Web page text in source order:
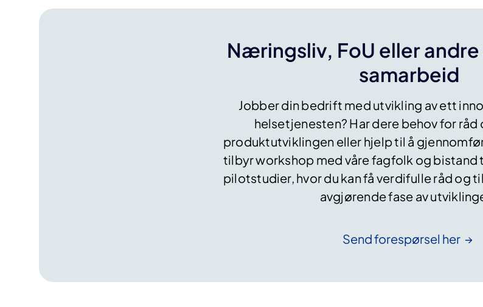
Næringsliv, FoU eller
samarbeid
Jobber din bedrift med utvikling av ett
helsetjenesten? Har dere behov for råd
produktutviklingen eller hjelp til å
tilbyr workshop med våre fagfolk og bistand
pilotstudier, hvor du kan få verdifulle råd og
avgjørende fase av
Send forespørsel her